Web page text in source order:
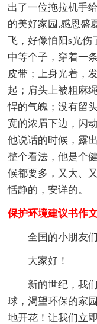
出了一位拖拉机手
的美好家园,感恩盛
飞，好像怕阳s光伤
中等个子，穿着一
皮带；上身光着，
起；肩头上被粗麻
悍的气魄；没有留
宽的浓眉下边，闪
他说话的时候，露
整个看法，他是个
候都要多，又大、
恬静的，安详的。
保护环境建议书作
全国的小朋友们
大家好！
新的世纪，我
球，渴望环保的家
地开花！让我们立